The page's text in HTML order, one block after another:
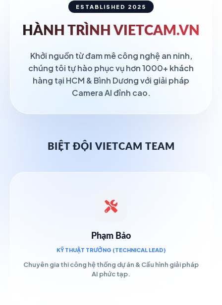
ESTABLISHED 2025
HÀNH TRÌNH VIETCAM.VN
Khởi nguồn từ đam mê công nghệ an ninh,
chúng tôi tự hào phục vụ hơn 1000+ khách
hàng tại HCM & Bình Dương với giải pháp
Camera AI đỉnh cao.
BIỆT ĐỘI VIETCAM TEAM
Phạm Bảo
KỸ THUẬT TRƯỞNG (TECHNICAL LEAD)
Chuyên gia thi công hệ thống dự án & Cấu hình giải pháp
AI phức tạp.